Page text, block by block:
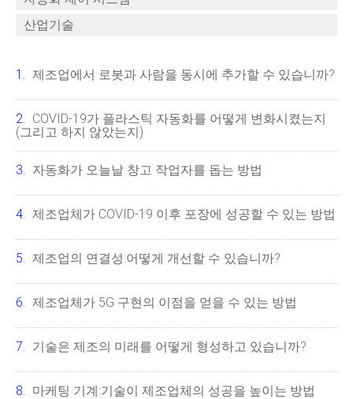
산업기술
제조업에서 로봇과 사람을 동시에 추가할 수 있습니까?
COVID-19가 플라스틱 자동화를 어떻게 변화시켰는지
(그리고 하지 않았는지)
자동화가 오늘날 창고 작업자를 돕는 방법
제조업체가 COVID-19 이후 포장에 성공할 수 있는 방법
제조업의 연결성:어떻게 개선할 수 있습니까?
제조업체가 5G 구현의 이점을 얻을 수 있는 방법
기술은 제조의 미래를 어떻게 형성하고 있습니까?
마케팅 기계:기술이 제조업체의 성공을 높이는 방법